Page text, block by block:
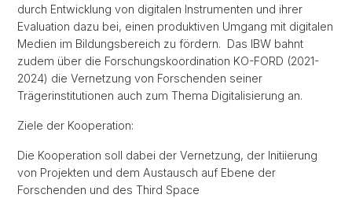
durch Entwicklung von digitalen Instrumenten und ihrer
Evaluation dazu bei, einen produktiven Umgang mit digitalen
Medien im Bildungsbereich zu fördern. Das IBW bahnt
zudem über die Forschungskoordination KO-FORD (2021-
2024) die Vernetzung von Forschenden seiner
Trägerinstitutionen auch zum Thema Digitalisierung an.
Ziele der Kooperation:
Die Kooperation soll dabei der Vernetzung, der Initiierung
von Projekten und dem Austausch auf Ebene der
Forschenden und des Third Space